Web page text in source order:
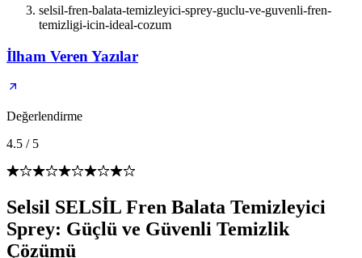
selsil-fren-balata-temizleyici-sprey-guclu-ve-guvenli-fren-
temizligi-icin-ideal-cozum
İlham Veren Yazılar
Değerlendirme
4.5 / 5
Selsil SELSİL Fren Balata Temizleyici
Sprey: Güçlü ve Güvenli Temizlik
Çözümü